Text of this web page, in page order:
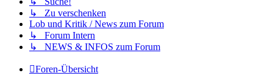
↳ Zu verschenken
Lob und Kritik / News zum Forum
↳ Forum Intern
↳ NEWS & INFOS zum Forum
Foren-Übersicht